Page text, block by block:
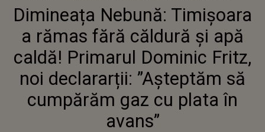
RĂMAS FĂRĂ CĂLDURĂ ȘI APĂ CALDĂ!
PRIMARUL DOMINIC FRITZ, NOI
DECLARARȚII: ”AȘTEPTĂM SĂ CUMPĂRĂM
GAZ CU PLATA ÎN AVANS”
Dimineața Nebună: Timișoara
a rămas fără căldură și apă
caldă! Primarul Dominic Fritz,
noi declararții: ”Așteptăm să
cumpărăm gaz cu plata în
avans”